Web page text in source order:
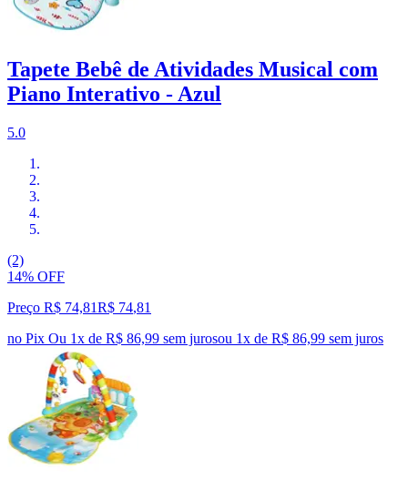
Tapete Bebê de Atividades Musical com
Piano Interativo - Azul
5.0
(2)
14% OFF
Preço R$ 74,81R$ 74,81
no Pix Ou 1x de R$ 86,99 sem jurosou 1x de R$ 86,99 sem juros